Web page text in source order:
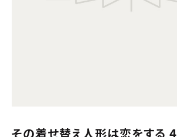
その着せ替え人形は恋をする 4